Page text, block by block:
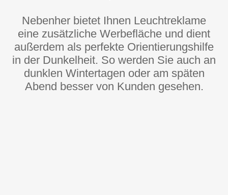
Nebenher bietet Ihnen Leuchtreklame
eine zusätzliche Werbefläche und dient
außerdem als perfekte Orientierungshilfe
in der Dunkelheit. So werden Sie auch an
dunklen Wintertagen oder am späten
Abend besser von Kunden gesehen.